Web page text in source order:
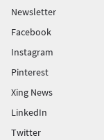
Newsletter
Facebook
Instagram
Pinterest
Xing News
LinkedIn
Twitter